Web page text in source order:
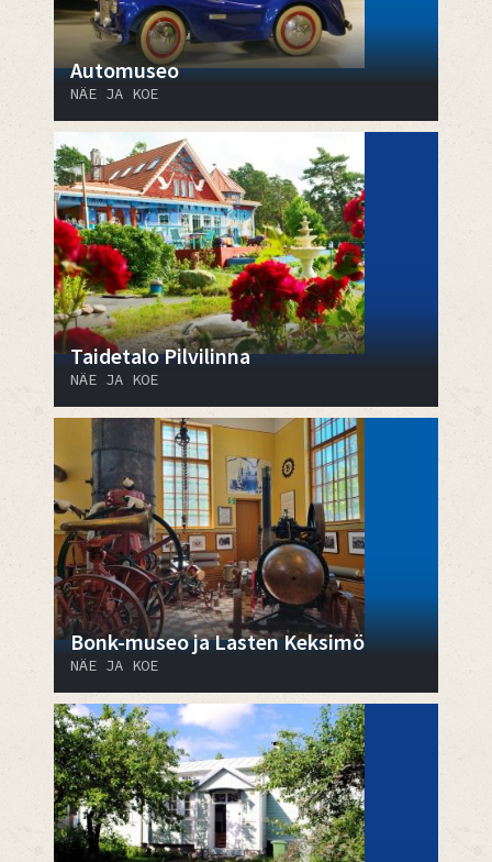
Automuseo
NÄE JA KOE
Taidetalo Pilvilinna
NÄE JA KOE
Bonk-museo ja Lasten Keksimö
NÄE JA KOE